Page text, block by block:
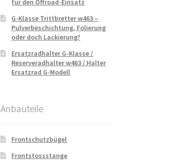
G-Klasse Trittbretter w463 –
Pulverbeschichtung, Folierung
oder doch Lackierung?
Ersatzradhalter G-Klasse /
Reserveradhalter w463 / Halter
Ersatzrad G-Modell
Anbauteile
Frontschutzbügel
Frontstossstange